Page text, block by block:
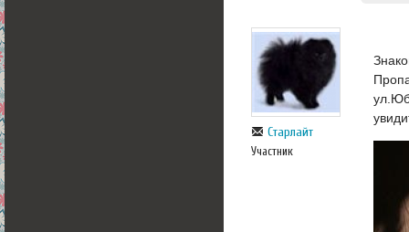
Старлайт
Участник